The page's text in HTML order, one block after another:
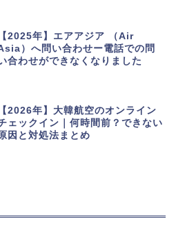
【2025年】エアアジア （Air
）へ問い合わせー電話での問
合わせができなくなりました
【2026年】大韓航空のオンライン
ェックイン｜何時間前？できない
因と対処法まとめ